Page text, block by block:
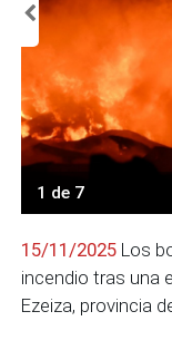
1 de 7
15/11/2025 Los
incendio tras una
Ezeiza, provincia